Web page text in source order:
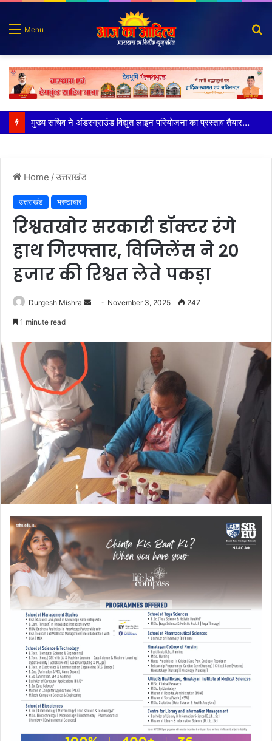
Menu
मुख्य सचिव ने अंडरग्राउंड विद्युत लाइन परियोजना का प्रस्ताव तैयार करने के दिये निर्देश
Home /उत्तराखंड
उत्तराखंड भ्रष्टाचार
रिश्वतखोर सरकारी डॉक्टर रंगे
हाथ गिरफ्तार, विजिलेंस ने 20
हजार की रिश्वत लेते पकड़ा
Durgesh Mishra
Send November 3, 2025 247
1 minute read